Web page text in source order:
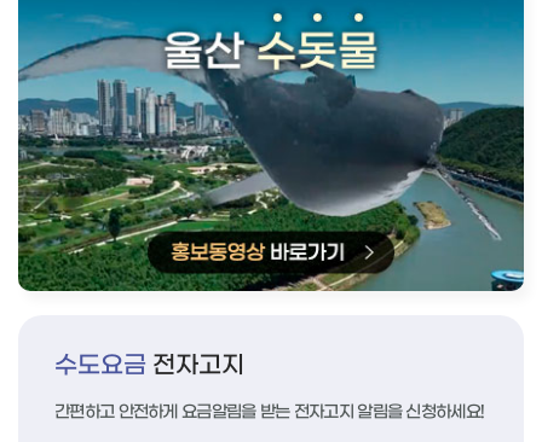
수도요금 전자고지
간편하고 안전하게 요금알림을 받는 전자고지 알림을 신청하세요!